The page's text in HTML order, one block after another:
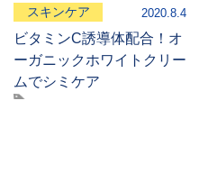
スキンケア 2020.8.4
ビタミンC誘導体配合！オ
ーガニックホワイトクリー
ムでシミケア